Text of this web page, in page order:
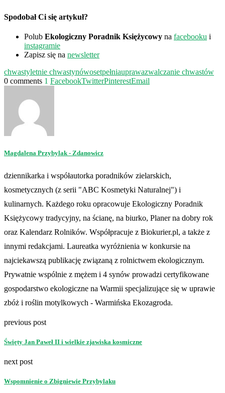
Spodobał Ci się artykuł?
Polub Ekologiczny Poradnik Księżycowy na facebooku i
instagramie
Zapisz się na newsletter
chwastyletnie chwastynówosetpełniauprawazwalczanie chwastów
0 comments 1 FacebookTwitterPinterestEmail
Magdalena Przybylak - Zdanowicz
dziennikarka i współautorka poradników zielarskich,
kosmetycznych (z serii "ABC Kosmetyki Naturalnej") i
kulinarnych. Każdego roku opracowuje Ekologiczny Poradnik
Księżycowy tradycyjny, na ścianę, na biurko, Planer na dobry rok
oraz Kalendarz Rolników. Współpracuje z Biokurier.pl, a także z
innymi redakcjami. Laureatka wyróżnienia w konkursie na
najciekawszą publikację związaną z rolnictwem ekologicznym.
Prywatnie wspólnie z mężem i 4 synów prowadzi certyfikowane
gospodarstwo ekologiczne na Warmii specjalizujące się w uprawie
zbóż i roślin motylkowych - Warmińska Ekozagroda.
previous post
Święty Jan Paweł II i wielkie zjawiska kosmiczne
next post
Wspomnienie o Zbigniewie Przybylaku